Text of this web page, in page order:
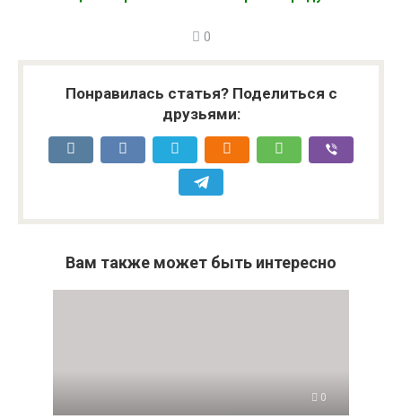
0
Понравилась статья? Поделиться с
друзьями:
Вам также может быть интересно
0